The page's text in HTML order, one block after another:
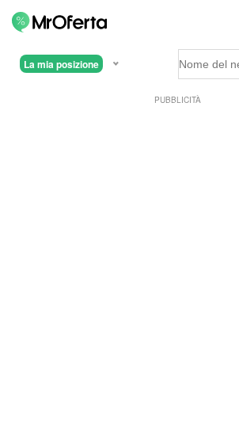
La mia posizione
PUBBLICITÀ